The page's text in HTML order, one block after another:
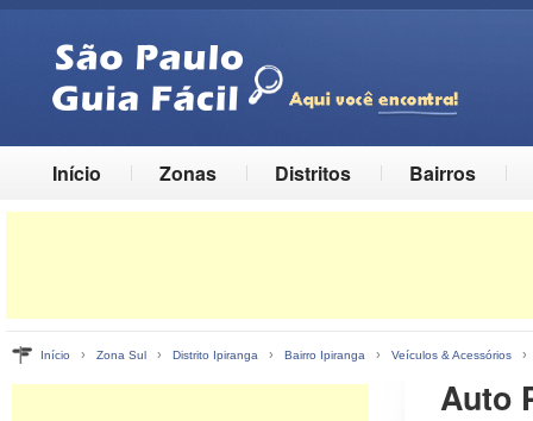
Início Zonas Distritos Bairros
Início › Zona Sul › Distrito Ipiranga › Bairro Ipiranga › Veículos & Acessórios
Auto